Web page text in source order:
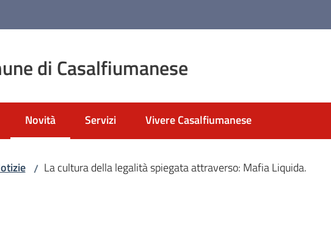
di Casalfiumanese
Novità
Menu selezionato
Servizi Vivere Casalfiumanese
/ La cultura della legalità spiegata attraverso: Mafia Liquida.